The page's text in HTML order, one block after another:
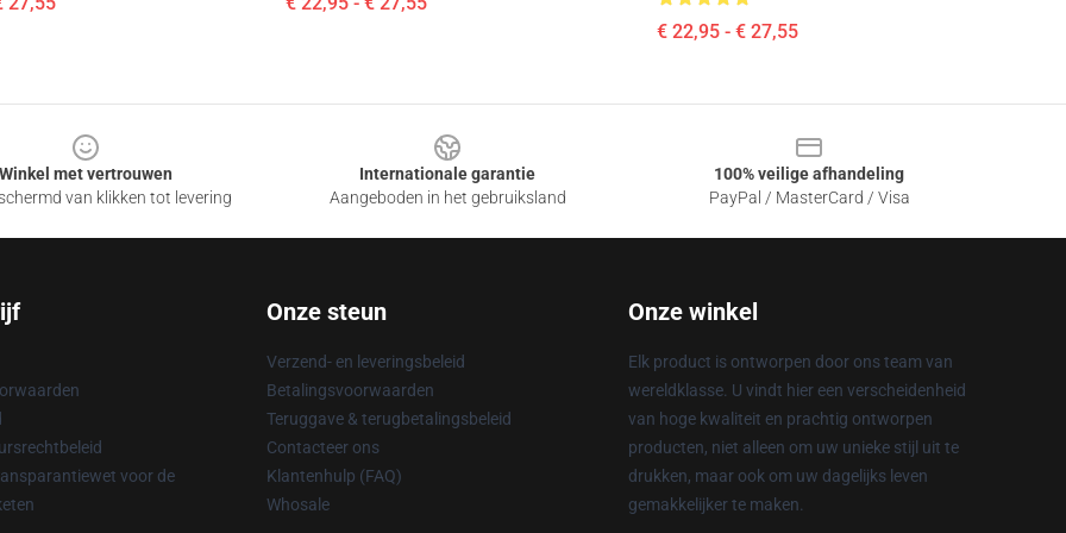
€ 22,95 - € 27,55
Winkel met vertrouwen
van klikken tot levering
Internationale garantie
Aangeboden in het gebruiksland
100% veilige afhandeling
PayPal / MasterCard / Visa
voor de
Onze steun
Verzend- en leveringsbeleid
Betalingsvoorwaarden
Teruggave & terugbetalingsbeleid
Contacteer ons
Klantenhulp (FAQ)
Whosale
Onze winkel
Elk product is ontworpen door ons team van
wereldklasse. U vindt hier een verscheidenheid
van hoge kwaliteit en prachtig ontworpen
producten, niet alleen om uw unieke stijl uit te
drukken, maar ook om uw dagelijks leven
gemakkelijker te maken.